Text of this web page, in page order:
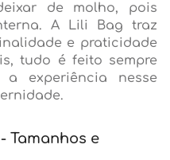
de molho, pois
A Lili Bag traz
e praticidade
tudo é feito sempre
a experiência nesse
Tamanhos e